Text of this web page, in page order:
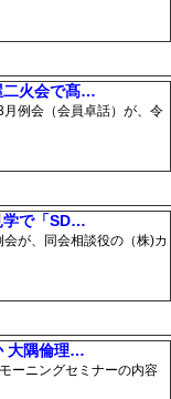
二火会で髙…
例会（会員卓話）が、令
学で「SD…
が、同会相談役の（株)カ
大隅倫理…
ーニングセミナーの内容